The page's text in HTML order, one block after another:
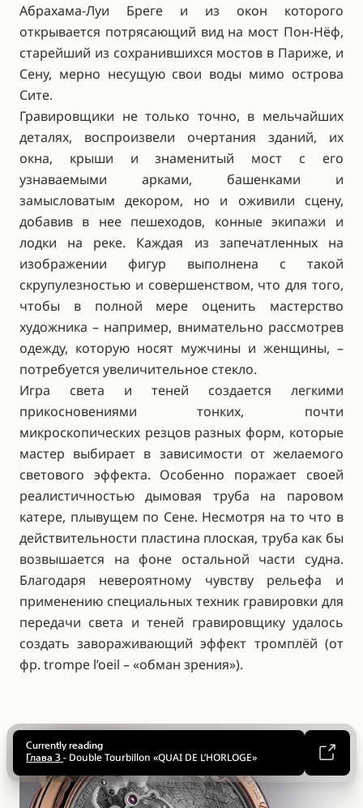
Up:
вырезан вручную на специальном станке.
признаком тончайшей ручной отделки являются
острые внутренние углы, кромки которых
обрабатываются вручную с помощью целого набора
гладилом. Каждая из букв «B», в форме к
Абрахама-Луи Бреге и из окон которого
открывается потрясающий вид на мост Пон-Нёф,
старейший из сохранившихся мостов в Париже, и
Сену, мерно несущую свои воды мимо острова
Сите.
Гравировщики не только точно, в мельчайших
деталях, воспроизвели очертания зданий, их
окна, крыши и знаменитый мост с его
узнаваемыми арками, башенками и
замысловатым декором, но и оживили сцену,
добавив в нее пешеходов, конные экипажи и
лодки на реке. Каждая из запечатленных на
изображении фигур выполнена с такой
скрупулезностью и совершенством, что для того,
чтобы в полной мере оценить мастерство
художника – например, внимательно рассмотрев
одежду, которую носят мужчины и женщины, –
потребуется увеличительное стекло.
Игра света и теней создается легкими
прикосновениями тонких, почти
микроскопических резцов разных форм, которые
мастер выбирает в зависимости от желаемого
светового эффекта. Особенно поражает своей
реалистичностью дымовая труба на паровом
катере, плывущем по Сене. Несмотря на то что в
действительности пластина плоская, труба как бы
возвышается на фоне остальной части судна.
Благодаря невероятному чувству рельефа и
применению специальных техник гравировки для
передачи света и теней гравировщику удалось
создать завораживающий эффект тромплёй (от
фр. trompe l’oeil – «обман зрения»).
Установка сапфирового диска минутной шкалы.
Up:
типа «glass box».
Currently reading
Глава 3
- Double Tourbillon «QUAI DE L’HORLOGE»